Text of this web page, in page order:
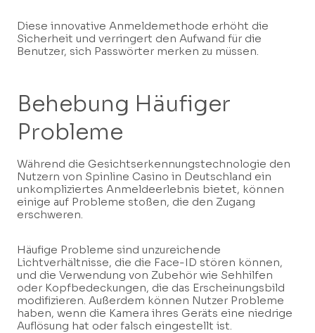
Diese innovative Anmeldemethode erhöht die
Sicherheit und verringert den Aufwand für die
Benutzer, sich Passwörter merken zu müssen.
Behebung Häufiger
Probleme
Während die Gesichtserkennungstechnologie den
Nutzern von Spinline Casino in Deutschland ein
unkompliziertes Anmeldeerlebnis bietet, können
einige auf Probleme stoßen, die den Zugang
erschweren.
Häufige Probleme sind unzureichende
Lichtverhältnisse, die die Face-ID stören können,
und die Verwendung von Zubehör wie Sehhilfen
oder Kopfbedeckungen, die das Erscheinungsbild
modifizieren. Außerdem können Nutzer Probleme
haben, wenn die Kamera ihres Geräts eine niedrige
Auflösung hat oder falsch eingestellt ist.